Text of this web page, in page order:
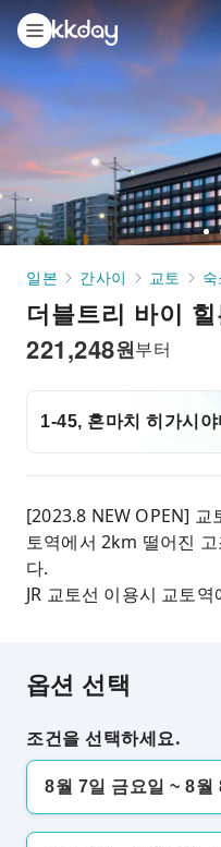
to
1
일본 간사이 교토
더블트리 바이
원
221,248 부터
1-45, 혼마치 히가시
[2023.8 NEW OPEN] 교
토역에서 2km 떨어진
다.
JR 교토선 이용시 교토
옵션 선택
조건을 선택하세요.
8월 7일 금요일 ~ 8월